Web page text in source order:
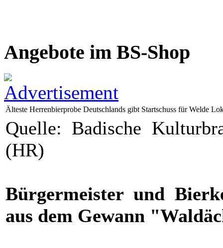
Angebote im BS-Shop
Älteste Herrenbierprobe Deutschlands gibt Startschuss für Welde
Quelle: Badische
(HR)
Bürgermeister und
aus dem Gewann